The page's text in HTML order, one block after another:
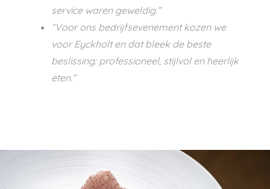
service waren geweldig.”
“Voor ons bedrijfsevenement kozen we
voor Eyckholt en dat bleek de beste
beslissing: professioneel, stijlvol en heerlijk
eten.”